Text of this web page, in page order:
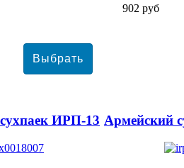
902 руб
ИРП-13 Армейский